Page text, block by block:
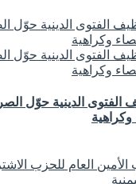
الفتوى الدينية حوّل